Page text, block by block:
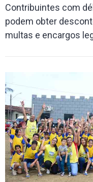
Contribuintes com
podem obter
multas e encargos